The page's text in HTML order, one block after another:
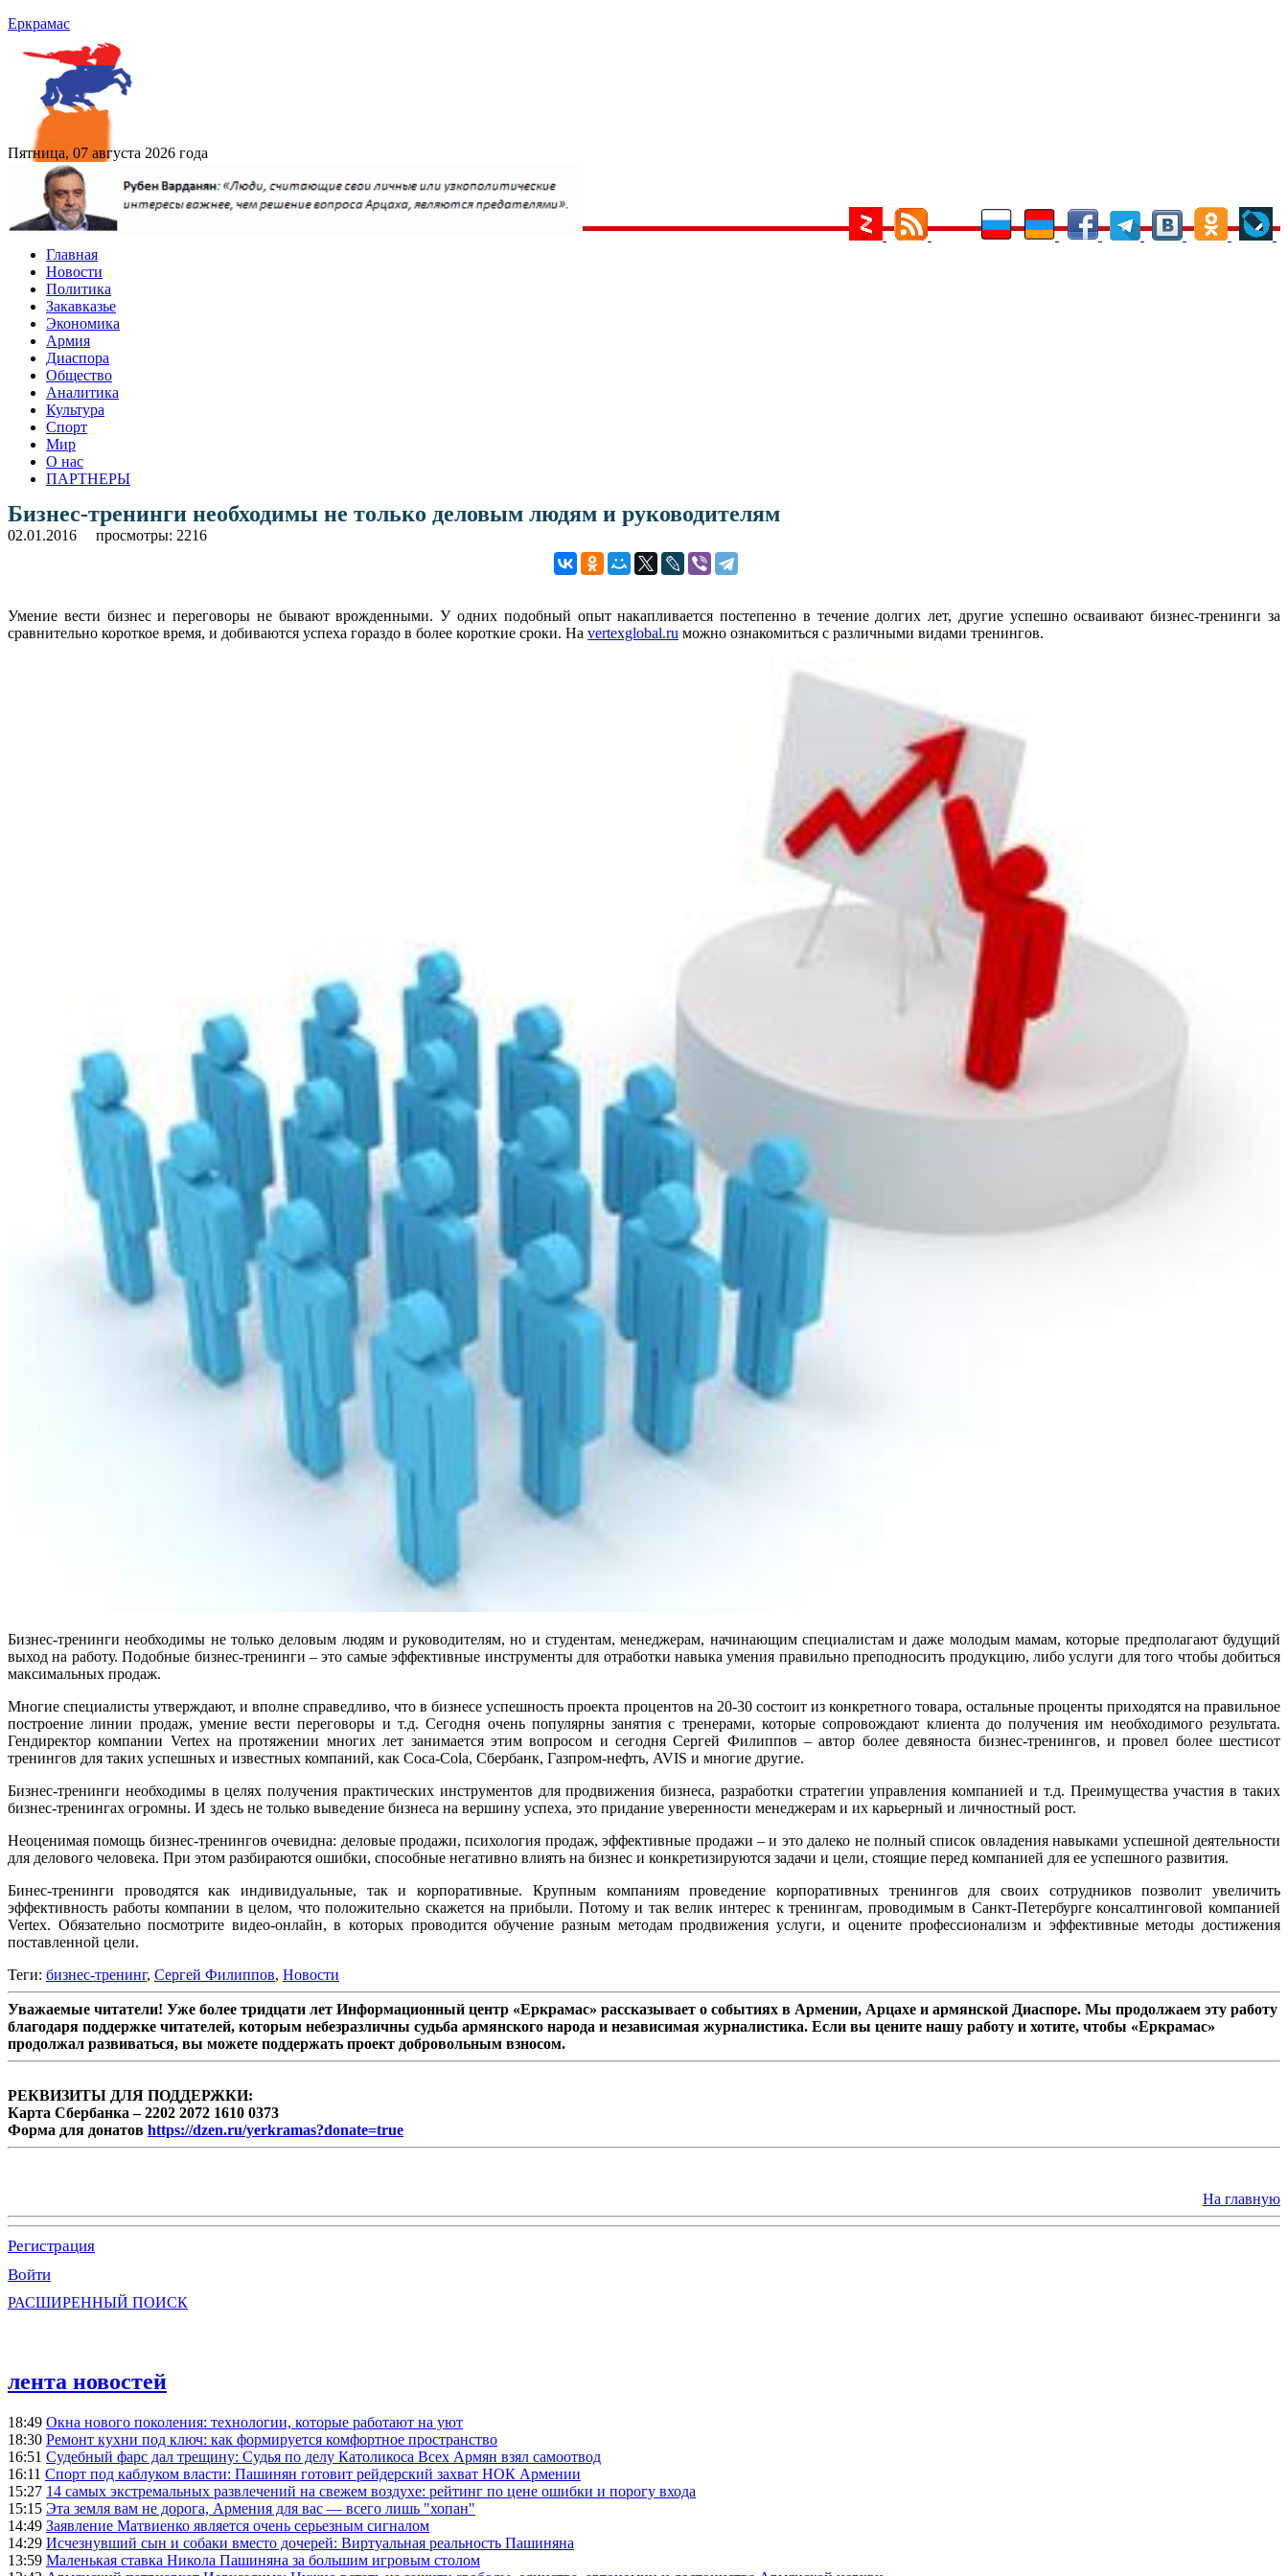
Еркрамас
Пятница, 07 августа 2026 года
Главная
Новости
Политика
Закавказье
Экономика
Армия
Диаспора
Общество
Аналитика
Культура
Спорт
Мир
О нас
ПАРТНЕРЫ
Бизнес-тренинги необходимы не только деловым людям и руководителям
02.01.2016 просмотры: 2216
Умение вести бизнес и переговоры не бывают врожденными. У одних подобный опыт накапливается постепенно в течение долгих лет, другие успешно осваивают бизнес-тренинги за
сравнительно короткое время, и добиваются успеха гораздо в более короткие сроки. На vertexglobal.ru можно ознакомиться с различными видами тренингов.
Бизнес-тренинги необходимы не только деловым людям и руководителям, но и студентам, менеджерам, начинающим специалистам и даже молодым мамам, которые предполагают будущий
выход на работу. Подобные бизнес-тренинги – это самые эффективные инструменты для отработки навыка умения правильно преподносить продукцию, либо услуги для того чтобы добиться
максимальных продаж.
Многие специалисты утверждают, и вполне справедливо, что в бизнесе успешность проекта процентов на 20-30 состоит из конкретного товара, остальные проценты приходятся на правильное
построение линии продаж, умение вести переговоры и т.д. Сегодня очень популярны занятия с тренерами, которые сопровождают клиента до получения им необходимого результата.
Гендиректор компании Vertex на протяжении многих лет занимается этим вопросом и сегодня Сергей Филиппов – автор более девяноста бизнес-тренингов, и провел более шестисот
тренингов для таких успешных и известных компаний, как Coca-Cola, Сбербанк, Газпром-нефть, AVIS и многие другие.
Бизнес-тренинги необходимы в целях получения практических инструментов для продвижения бизнеса, разработки стратегии управления компанией и т.д. Преимущества участия в таких
бизнес-тренингах огромны. И здесь не только выведение бизнеса на вершину успеха, это придание уверенности менеджерам и их карьерный и личностный рост.
Неоценимая помощь бизнес-тренингов очевидна: деловые продажи, психология продаж, эффективные продажи – и это далеко не полный список овладения навыками успешной деятельности
для делового человека. При этом разбираются ошибки, способные негативно влиять на бизнес и конкретизируются задачи и цели, стоящие перед компанией для ее успешного развития.
Бинес-тренинги проводятся как индивидуальные, так и корпоративные. Крупным компаниям проведение корпоративных тренингов для своих сотрудников позволит увеличить
эффективность работы компании в целом, что положительно скажется на прибыли. Потому и так велик интерес к тренингам, проводимым в Санкт-Петербурге консалтинговой компанией
Vertex. Обязательно посмотрите видео-онлайн, в которых проводится обучение разным методам продвижения услуги, и оцените профессионализм и эффективные методы достижения
поставленной цели.
Теги: бизнес-тренинг, Сергей Филиппов, Новости
Уважаемые читатели! Уже более тридцати лет Информационный центр «Еркрамас» рассказывает о событиях в Армении, Арцахе и армянской Диаспоре. Мы продолжаем эту работу
благодаря поддержке читателей, которым небезразличны судьба армянского народа и независимая журналистика. Если вы цените нашу работу и хотите, чтобы «Еркрамас»
продолжал развиваться, вы можете поддержать проект добровольным взносом.
РЕКВИЗИТЫ ДЛЯ ПОДДЕРЖКИ:
Карта Сбербанка – 2202 2072 1610 0373
Форма для донатов https://dzen.ru/yerkramas?donate=true
На главную
Регистрация
Войти
РАСШИРЕННЫЙ ПОИСК
лента новостей
18:49 Окна нового поколения: технологии, которые работают на уют
18:30 Ремонт кухни под ключ: как формируется комфортное пространство
16:51 Судебный фарс дал трещину: Судья по делу Католикоса Всех Армян взял самоотвод
16:11 Спорт под каблуком власти: Пашинян готовит рейдерский захват НОК Армении
15:27 14 самых экстремальных развлечений на свежем воздухе: рейтинг по цене ошибки и порогу входа
15:15 Эта земля вам не дорога, Армения для вас — всего лишь "хопан"
14:49 Заявление Матвиенко является очень серьезным сигналом
14:29 Исчезнувший сын и собаки вместо дочерей: Виртуальная реальность Пашиняна
13:59 Маленькая ставка Никола Пашиняна за большим игровым столом